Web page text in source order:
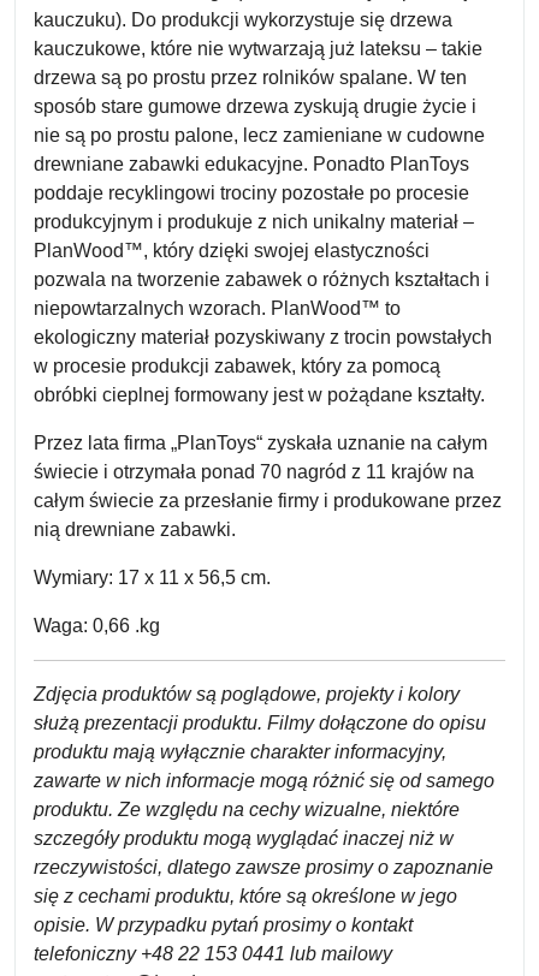
kauczuku). Do produkcji wykorzystuje się drzewa
kauczukowe, które nie wytwarzają już lateksu – takie
drzewa są po prostu przez rolników spalane. W ten
sposób stare gumowe drzewa zyskują drugie życie i
nie są po prostu palone, lecz zamieniane w cudowne
drewniane zabawki edukacyjne. Ponadto PlanToys
poddaje recyklingowi trociny pozostałe po procesie
produkcyjnym i produkuje z nich unikalny materiał –
PlanWood™, który dzięki swojej elastyczności
pozwala na tworzenie zabawek o różnych kształtach i
niepowtarzalnych wzorach. PlanWood™ to
ekologiczny materiał pozyskiwany z trocin powstałych
w procesie produkcji zabawek, który za pomocą
obróbki cieplnej formowany jest w pożądane kształty.
Przez lata firma „PlanToys“ zyskała uznanie na całym
świecie i otrzymała ponad 70 nagród z 11 krajów na
całym świecie za przesłanie firmy i produkowane przez
nią drewniane zabawki.
Wymiary: 17 x 11 x 56,5 cm.
Waga: 0,66 .kg
Zdjęcia produktów są poglądowe, projekty i kolory
służą prezentacji produktu. Filmy dołączone do opisu
produktu mają wyłącznie charakter informacyjny,
zawarte w nich informacje mogą różnić się od samego
produktu. Ze względu na cechy wizualne, niektóre
szczegóły produktu mogą wyglądać inaczej niż w
rzeczywistości, dlatego zawsze prosimy o zapoznanie
się z cechami produktu, które są określone w jego
opisie. W przypadku pytań prosimy o kontakt
telefoniczny +48 22 153 0441 lub mailowy